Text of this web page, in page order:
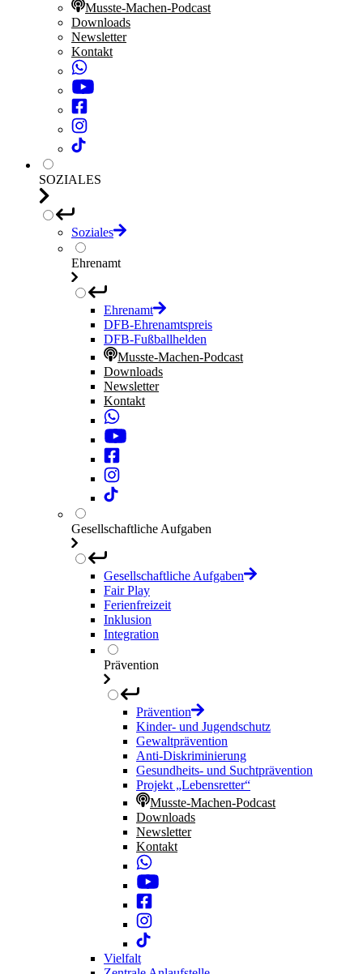
Musste-Machen-Podcast
Downloads
Newsletter
Kontakt
SOZIALES
Soziales
Ehrenamt
Ehrenamt
DFB-Ehrenamtspreis
DFB-Fußballhelden
Musste-Machen-Podcast
Downloads
Newsletter
Kontakt
Gesellschaftliche Aufgaben
Gesellschaftliche Aufgaben
Fair Play
Ferienfreizeit
Inklusion
Integration
Prävention
Prävention
Kinder- und Jugendschutz
Gewaltprävention
Anti-Diskriminierung
Gesundheits- und Suchtprävention
Projekt „Lebensretter“
Musste-Machen-Podcast
Downloads
Newsletter
Kontakt
Vielfalt